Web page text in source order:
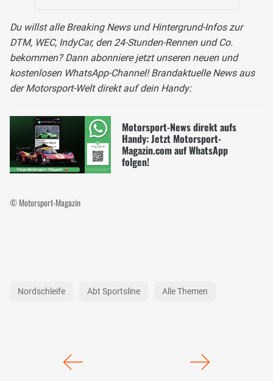
Du willst alle Breaking News und Hintergrund-Infos zur
DTM, WEC, IndyCar, den 24-Stunden-Rennen und Co.
bekommen? Dann abonniere jetzt unseren neuen und
kostenlosen WhatsApp-Channel! Brandaktuelle News aus
der Motorsport-Welt direkt auf dein Handy:
Motorsport-News direkt aufs
Handy: Jetzt Motorsport-
Magazin.com auf WhatsApp
folgen!
© Motorsport-Magazin
Nordschleife Abt Sportsline Alle Themen